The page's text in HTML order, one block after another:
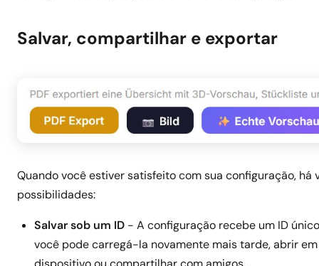
Salvar, compartilhar e exportar
Quando você estiver satisfeito com sua configuração, há
possibilidades:
Salvar sob um ID - A configuração recebe um ID
você pode carregá-la novamente mais tarde, abrir